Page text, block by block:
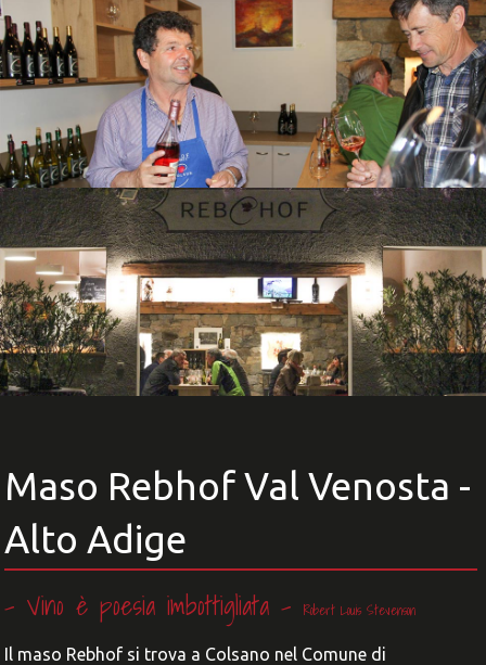
Maso Rebhof Val Venosta -
Alto Adige
- Vino è poesia imbottigliata - Robert Louis Stevenson
Il maso Rebhof si trova a Colsano nel Comune di